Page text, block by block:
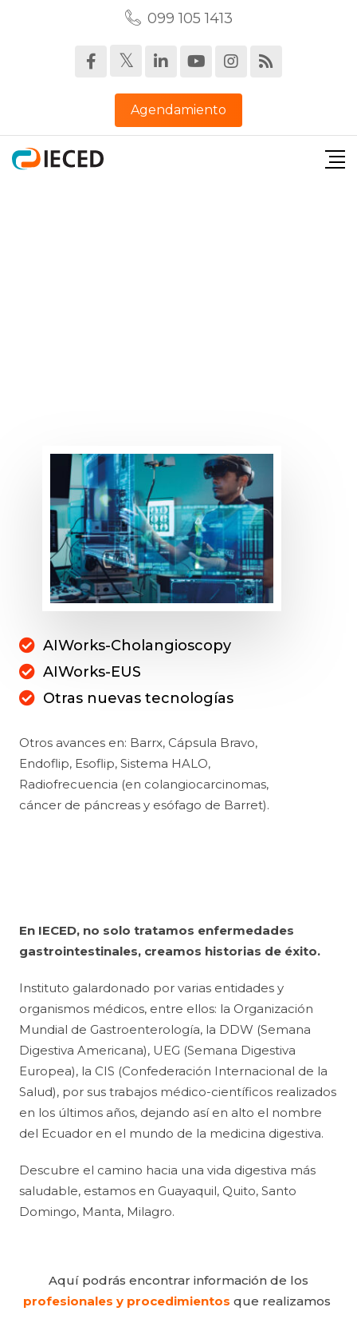
099 105 1413‬
Agendamiento
AIWorks-Cholangioscopy
AIWorks-EUS
Otras nuevas tecnologías
Otros avances en: Barrx, Cápsula Bravo,
Endoflip, Esoflip, Sistema HALO,
Radiofrecuencia (en colangiocarcinomas,
cáncer de páncreas y esófago de Barret).
En IECED, no solo tratamos enfermedades
gastrointestinales, creamos historias de éxito.
Instituto galardonado por varias entidades y
organismos médicos, entre ellos: la Organización
Mundial de Gastroenterología, la DDW (Semana
Digestiva Americana), UEG (Semana Digestiva
Europea), la CIS (Confederación Internacional de la
Salud), por sus trabajos médico-científicos realizados
en los últimos años, dejando así en alto el nombre
del Ecuador en el mundo de la medicina digestiva.
Descubre el camino hacia una vida digestiva más
saludable, estamos en Guayaquil, Quito, Santo
Domingo, Manta, Milagro.
Aquí podrás encontrar información de los
profesionales y procedimientos que realizamos